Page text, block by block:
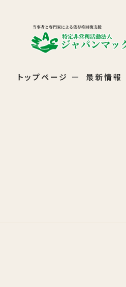
トップページ 最新情報